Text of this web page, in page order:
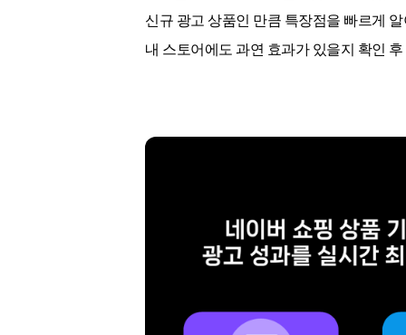
신규 광고 상품인 만큼 특장점을 빠르게
내 스토어에도 과연 효과가 있을지 확인